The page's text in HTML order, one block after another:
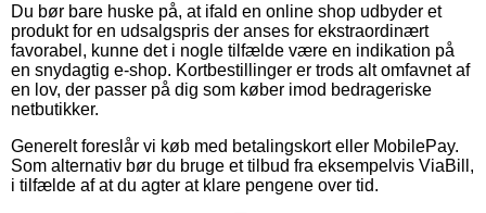
Du bør bare huske på, at ifald en online shop udbyder et
produkt for en udsalgspris der anses for ekstraordinært
favorabel, kunne det i nogle tilfælde være en indikation på
en snydagtig e-shop. Kortbestillinger er trods alt omfavnet af
en lov, der passer på dig som køber imod bedrageriske
netbutikker.
Generelt foreslår vi køb med betalingskort eller MobilePay.
Som alternativ bør du bruge et tilbud fra eksempelvis ViaBill,
i tilfælde af at du agter at klare pengene over tid.